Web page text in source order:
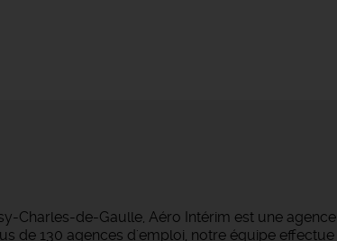
Charles-de-Gaulle, Aéro Intérim est une
de 130 agences d'emploi, notre équipe